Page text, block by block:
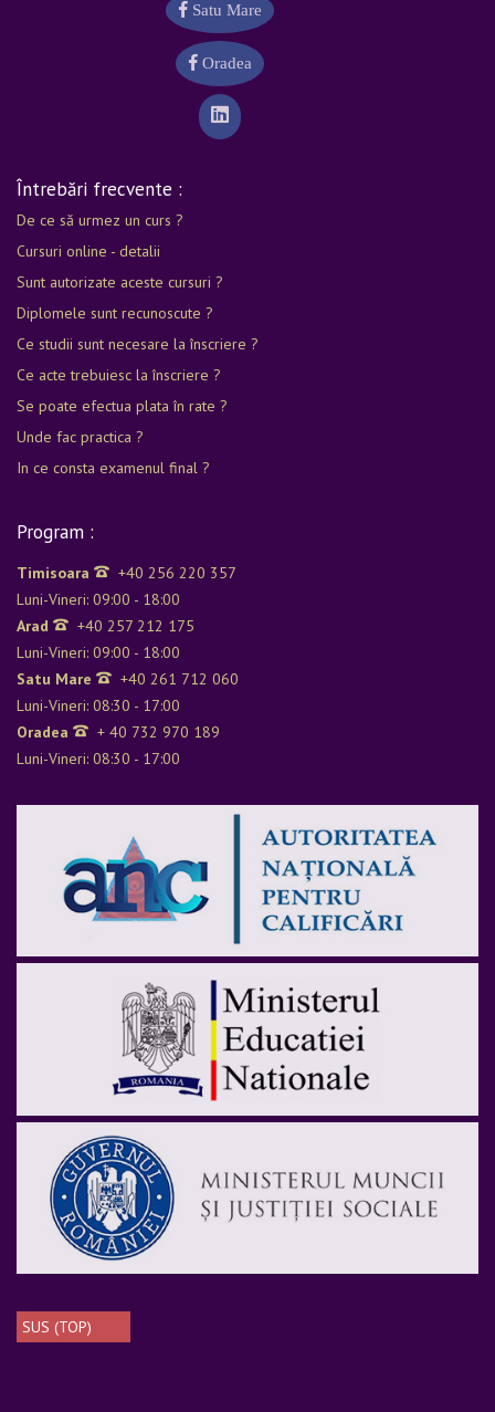
Satu Mare
Oradea
Întrebări frecvente :
De ce să urmez un curs ?
Cursuri online - detalii
Sunt autorizate aceste cursuri ?
Diplomele sunt recunoscute ?
Ce studii sunt necesare la înscriere ?
Ce acte trebuiesc la înscriere ?
Se poate efectua plata în rate ?
Unde fac practica ?
In ce consta examenul final ?
Program :
Timisoara
+40 256 220 357
Luni-Vineri: 09:00 - 18:00
Arad
+40 257 212 175
Luni-Vineri: 09:00 - 18:00
Satu Mare
+40 261 712 060
Luni-Vineri: 08:30 - 17:00
Oradea
+ 40 732 970 189
Luni-Vineri: 08:30 - 17:00
SUS (TOP)